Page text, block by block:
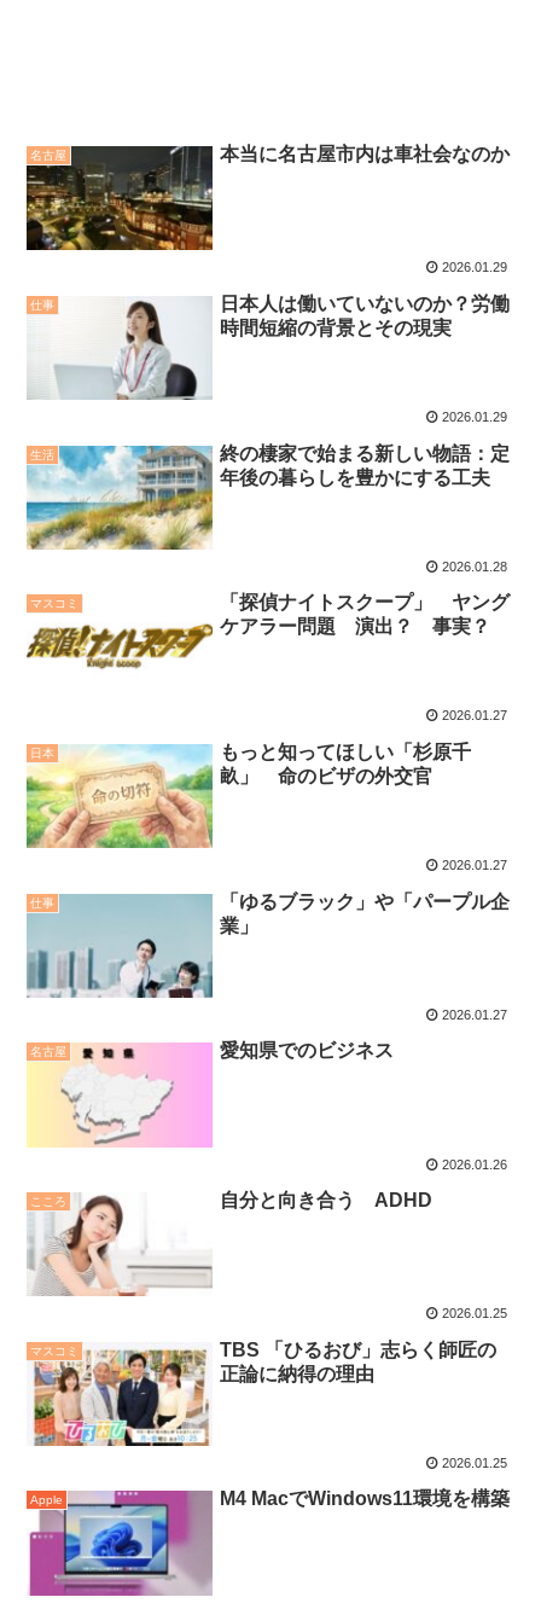
名古屋 本当に名古屋市内は車社会なのか
2026.01.29
仕事
日本人は働いていないのか？労働
時間短縮の背景とその現実
2026.01.29
生活
終の棲家で始まる新しい物語：定
年後の暮らしを豊かにする工夫
2026.01.28
マスコミ
「探偵ナイトスクープ」 ヤング
ケアラー問題 演出？ 事実？
2026.01.27
日本
もっと知ってほしい「杉原千
畝」 命のビザの外交官
2026.01.27
仕事
「ゆるブラック」や「パープル企
業」
2026.01.27
名古屋 愛知県でのビジネス
2026.01.26
こころ 自分と向き合う ADHD
2026.01.25
マスコミ
TBS 「ひるおび」志らく師匠の
正論に納得の理由
2026.01.25
Apple M4 MacでWindows11環境を構築